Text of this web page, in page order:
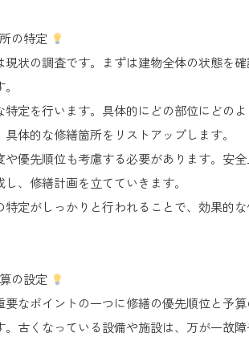
の特定
現状の調査です。まずは建物全体の状態を
定を行います。具体的にどの部位にどの
体的な修繕箇所をリストアップします。
や優先順位も考慮する必要があります。安
、修繕計画を立てていきます。
定がしっかりと行われることで、効果的
の設定
要なポイントの一つに修繕の優先順位と予
古くなっている設備や施設は、万が一故